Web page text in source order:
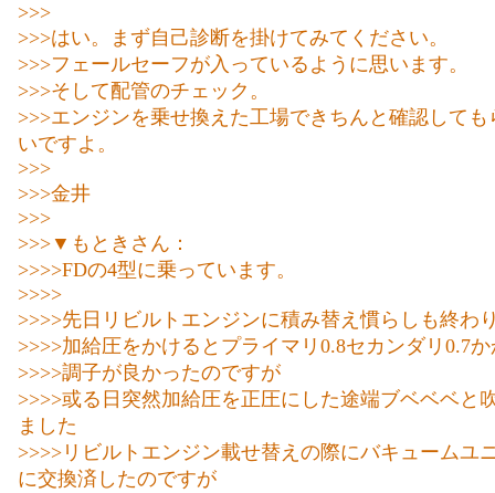
>>>
>>>はい。まず自己診断を掛けてみてください。
>>>フェールセーフが入っているように思います。
>>>そして配管のチェック。
>>>エンジンを乗せ換えた工場できちんと確認しても
いですよ。
>>>
>>>金井
>>>
>>>▼もときさん：
>>>>FDの4型に乗っています。
>>>>
>>>>先日リビルトエンジンに積み替え慣らしも終わ
>>>>加給圧をかけるとプライマリ0.8セカンダリ0.7
>>>>調子が良かったのですが
>>>>或る日突然加給圧を正圧にした途端ブベベベと
ました
>>>>リビルトエンジン載せ替えの際にバキュームユ
に交換済したのですが